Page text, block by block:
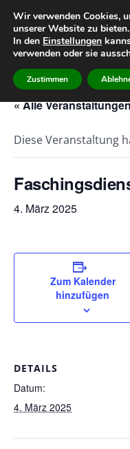
Home Leitbild
« Alle
Diese Veranstaltung
4. März 2025
Zum Kalender
hinzufügen
DETAILS
Datum:
4. März 2025
Wir verwenden Cookies,
unserer Website zu bieten.
In den Einstellungen
verwenden oder sie
Zustimmen